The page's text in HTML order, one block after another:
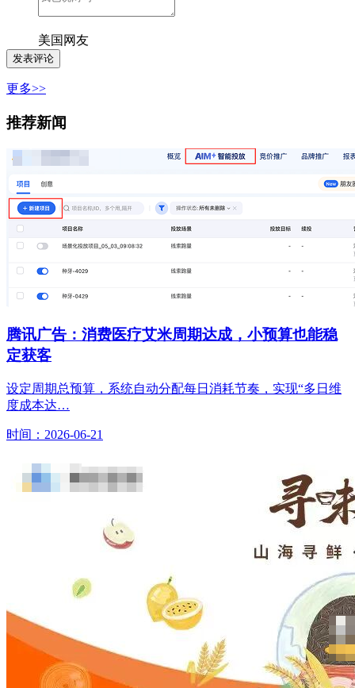
美国网友
更多>>
推荐新闻
腾讯广告：消费医疗艾米周期达成，小预算也能稳
定获客
设定周期总预算，系统自动分配每日消耗节奏，实现“多日维
度成本达…
时间：2026-06-21